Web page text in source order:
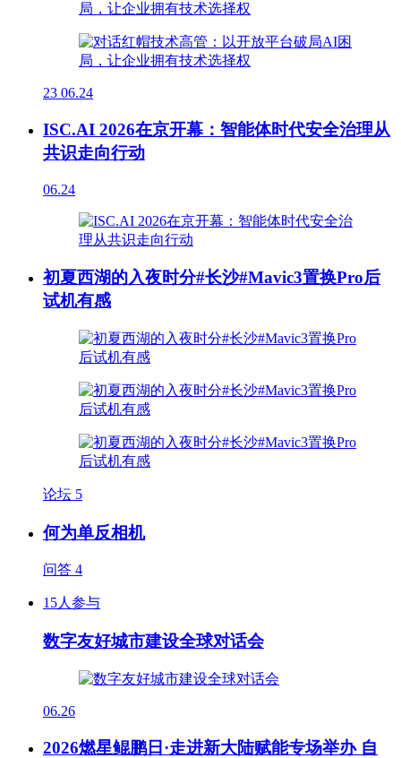
23 06.24
ISC.AI 2026在京开幕：智能体时代安全治理从
共识走向行动
06.24
初夏西湖的入夜时分#长沙#Mavic3置换Pro后
试机有感
论坛 5
何为单反相机
问答 4
15人参与
数字友好城市建设全球对话会
06.26
2026燃星鲲鹏日·走进新大陆赋能专场举办 自